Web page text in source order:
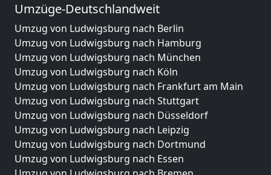
Umzüge-Deutschlandweit
Umzug von Ludwigsburg nach Berlin
Umzug von Ludwigsburg nach Hamburg
Umzug von Ludwigsburg nach München
Umzug von Ludwigsburg nach Köln
Umzug von Ludwigsburg nach Frankfurt am Main
Umzug von Ludwigsburg nach Stuttgart
Umzug von Ludwigsburg nach Düsseldorf
Umzug von Ludwigsburg nach Leipzig
Umzug von Ludwigsburg nach Dortmund
Umzug von Ludwigsburg nach Essen